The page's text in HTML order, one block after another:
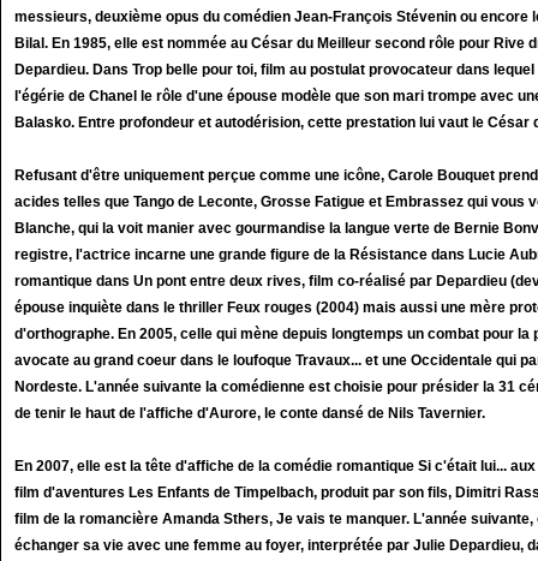
messieurs, deuxième opus du comédien Jean-François Stévenin ou encore
Bilal. En 1985, elle est nommée au César du Meilleur second rôle pour Rive
Depardieu. Dans Trop belle pour toi, film au postulat provocateur dans
l'égérie de Chanel le rôle d'une épouse modèle que son mari trompe avec
Balasko. Entre profondeur et autodérision, cette prestation lui vaut le César
Refusant d'être uniquement perçue comme une icône, Carole Bouquet
acides telles que Tango de Leconte, Grosse Fatigue et Embrassez qui vous
Blanche, qui la voit manier avec gourmandise la langue verte de Bernie
registre, l'actrice incarne une grande figure de la Résistance dans Lucie
romantique dans Un pont entre deux rives, film co-réalisé par Depardieu
épouse inquiète dans le thriller Feux rouges (2004) mais aussi une mère
d'orthographe. En 2005, celle qui mène depuis longtemps un combat pour
avocate au grand coeur dans le loufoque Travaux... et une Occidentale qui
Nordeste. L'année suivante la comédienne est choisie pour présider la 31
de tenir le haut de l'affiche d'Aurore, le conte dansé de Nils Tavernier.
En 2007, elle est la tête d'affiche de la comédie romantique Si c'était lui...
film d'aventures Les Enfants de Timpelbach, produit par son fils, Dimitri
film de la romancière Amanda Sthers, Je vais te manquer. L'année
échanger sa vie avec une femme au foyer, interprétée par Julie Depardieu,